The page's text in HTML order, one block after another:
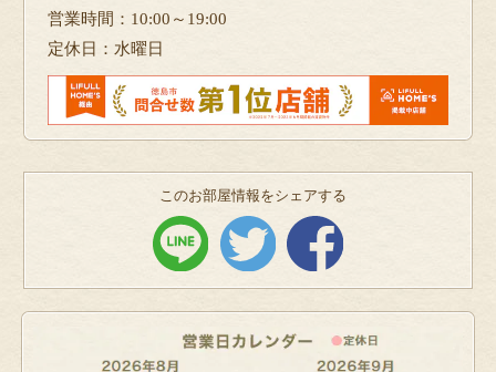
営業時間：10:00～19:00
定休日：水曜日
このお部屋情報をシェアする